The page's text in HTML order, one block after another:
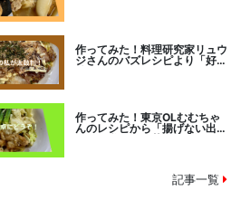
作ってみた！料理研究家リュウ
ジさんのバズレシピより「好み
作ってみた！東京OLむむちゃ
んのレシピから「揚げない出汁
記事一覧